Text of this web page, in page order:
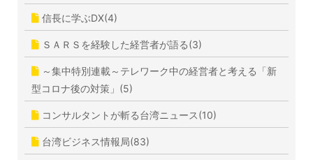
信長に学ぶDX(4)
ＳＡＲＳを経験した経営者が語る(3)
～集中特別連載～テレワーク中の経営者と考える「新
型コロナ後の対策」(5)
コンサルタントが斬る台湾ニュース(10)
台湾ビジネス情報局(83)